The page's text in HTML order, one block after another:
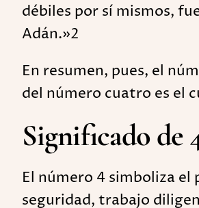
débiles por sí mismos,
Adán.»2
En resumen, pues, el
del número cuatro es el
Significado de
El número 4 simboliza
seguridad, trabajo